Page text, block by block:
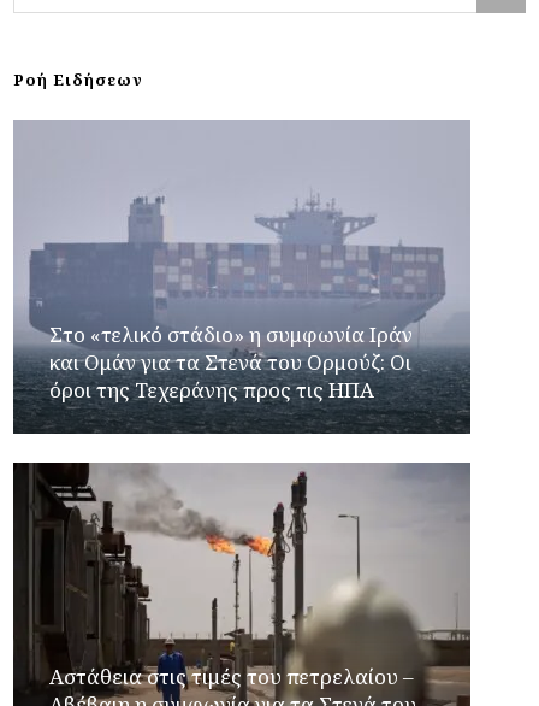
Ροή Ειδήσεων
Στο «τελικό στάδιο» η συμφωνία Ιράν
και Ομάν για τα Στενά του Ορμούζ: Οι
όροι της Τεχεράνης προς τις ΗΠΑ
Αστάθεια στις τιμές του πετρελαίου –